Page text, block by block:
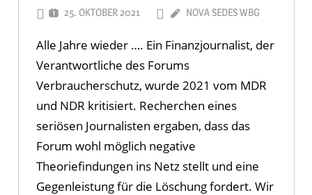
25. OKTOBER 2021 NOVA SEDES WBG
Alle Jahre wieder …. Ein Finanzjournalist, der
Verantwortliche des Forums
Verbraucherschutz, wurde 2021 vom MDR
und NDR kritisiert. Recherchen eines
seriösen Journalisten ergaben, dass das
Forum wohl möglich negative
Theoriefindungen ins Netz stellt und eine
Gegenleistung für die Löschung fordert. Wir